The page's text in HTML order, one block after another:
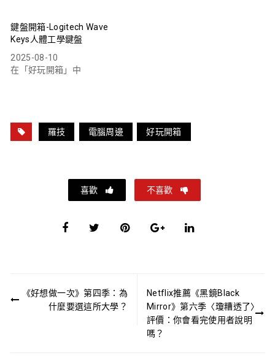
鍵盤開箱-Logitech Wave
Keys人體工學鍵盤
2025-08-10
在「好玩開箱」中
羅技 電腦周邊 好玩開箱
喜歡 不喜歡
章
《好想做一次》第四季：為
什麼要選這所大學？
Netflix推薦《黑鏡Black
Mirror》第六季〈瓊糟透了〉
評價：你會看完使用者說明
嗎？